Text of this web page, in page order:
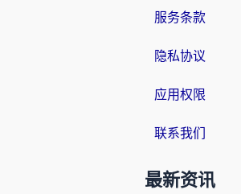
服务条款
隐私协议
应用权限
联系我们
最新资讯